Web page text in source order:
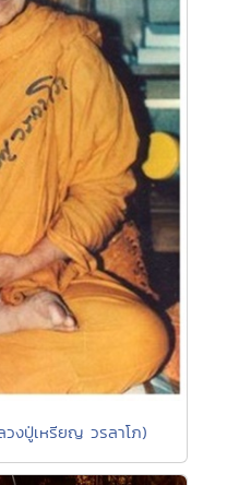
งปู่เหรียญ วรลาโภ)